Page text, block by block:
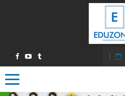
Toggle navigation